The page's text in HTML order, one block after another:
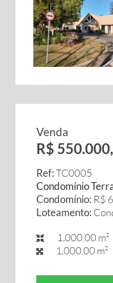
Venda
R$
Ref:TC0005
Condomínio
Condomínio: R$
Loteamento:
1.000,00 m²
1.000,00 m²